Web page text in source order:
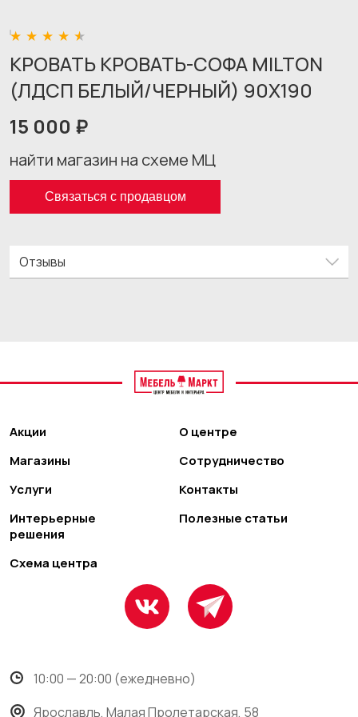
КРОВАТЬ КРОВАТЬ-СОФА MILTON
(ЛДСП БЕЛЫЙ/ЧЕРНЫЙ) 90X190
15 000 ₽
найти магазин на схеме МЦ
Связаться с продавцом
Отзывы
Акции
Магазины
Услуги
Интерьерные
решения
Схема центра
О центре
Сотрудничество
Контакты
Полезные статьи
10:00 — 20:00 (ежедневно)
Ярославль, Малая Пролетарская, 58